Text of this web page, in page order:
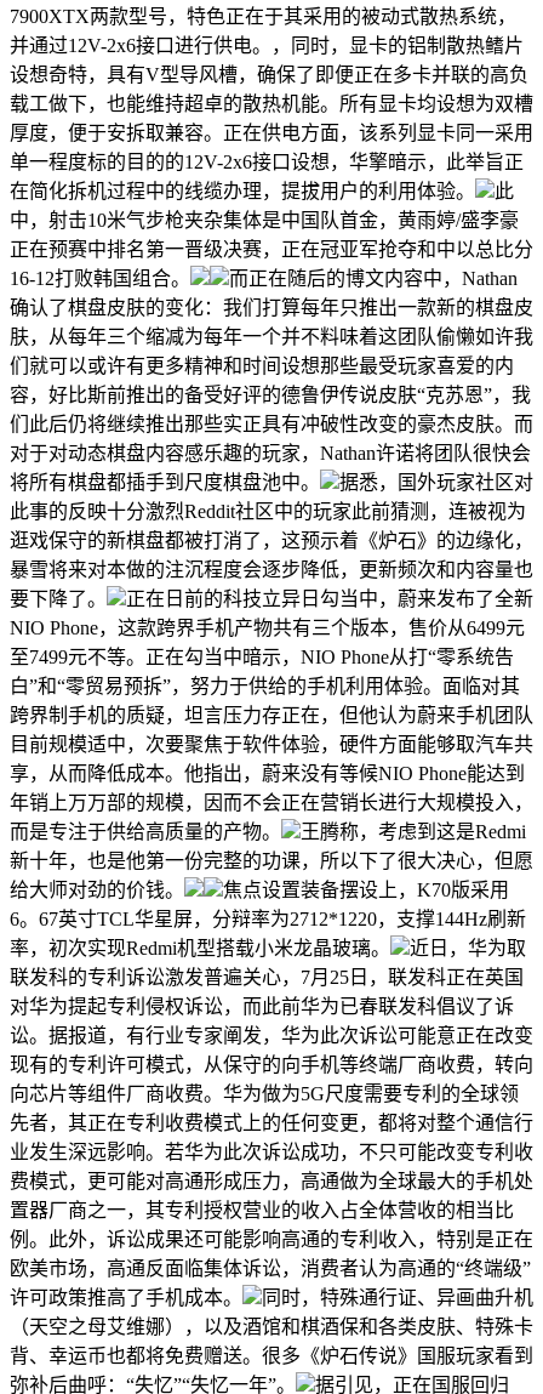
7900XTX两款型号，特色正在于其采用的被动式散热系统，
并通过12V-2x6接口进行供电。，同时，显卡的铝制散热鳍片
设想奇特，具有V型导风槽，确保了即便正在多卡并联的高负
载工做下，也能维持超卓的散热机能。所有显卡均设想为双槽
厚度，便于安拆取兼容。正在供电方面，该系列显卡同一采用
单一程度标的目的的12V-2x6接口设想，华擎暗示，此举旨正
在简化拆机过程中的线缆办理，提拔用户的利用体验。
此
中，射击10米气步枪夹杂集体是中国队首金，黄雨婷/盛李豪
正在预赛中排名第一晋级决赛，正在冠亚军抢夺和中以总比分
16-12打败韩国组合。
而正在随后的博文内容中，Nathan
确认了棋盘皮肤的变化：我们打算每年只推出一款新的棋盘皮
肤，从每年三个缩减为每年一个并不料味着这团队偷懒如许我
们就可以或许有更多精神和时间设想那些最受玩家喜爱的内
容，好比斯前推出的备受好评的德鲁伊传说皮肤“克苏恩”，我
们此后仍将继续推出那些实正具有冲破性改变的豪杰皮肤。而
对于对动态棋盘内容感乐趣的玩家，Nathan许诺将团队很快会
将所有棋盘都插手到尺度棋盘池中。
据悉，国外玩家社区对
此事的反映十分激烈Reddit社区中的玩家此前猜测，连被视为
逛戏保守的新棋盘都被打消了，这预示着《炉石》的边缘化，
暴雪将来对本做的注沉程度会逐步降低，更新频次和内容量也
要下降了。
正在日前的科技立异日勾当中，蔚来发布了全新
NIO Phone，这款跨界手机产物共有三个版本，售价从6499元
至7499元不等。正在勾当中暗示，NIO Phone从打“零系统告
白”和“零贸易预拆”，努力于供给的手机利用体验。面临对其
跨界制手机的质疑，坦言压力存正在，但他认为蔚来手机团队
目前规模适中，次要聚焦于软件体验，硬件方面能够取汽车共
享，从而降低成本。他指出，蔚来没有等候NIO Phone能达到
年销上万万部的规模，因而不会正在营销长进行大规模投入，
而是专注于供给高质量的产物。
王腾称，考虑到这是Redmi
新十年，也是他第一份完整的功课，所以下了很大决心，但愿
给大师对劲的价钱。
焦点设置装备摆设上，K70版采用
6。67英寸TCL华星屏，分辩率为2712*1220，支撑144Hz刷新
率，初次实现Redmi机型搭载小米龙晶玻璃。
近日，华为取
联发科的专利诉讼激发普遍关心，7月25日，联发科正在英国
对华为提起专利侵权诉讼，而此前华为已春联发科倡议了诉
讼。据报道，有行业专家阐发，华为此次诉讼可能意正在改变
现有的专利许可模式，从保守的向手机等终端厂商收费，转向
向芯片等组件厂商收费。华为做为5G尺度需要专利的全球领
先者，其正在专利收费模式上的任何变更，都将对整个通信行
业发生深远影响。若华为此次诉讼成功，不只可能改变专利收
费模式，更可能对高通形成压力，高通做为全球最大的手机处
置器厂商之一，其专利授权营业的收入占全体营收的相当比
例。此外，诉讼成果还可能影响高通的专利收入，特别是正在
欧美市场，高通反面临集体诉讼，消费者认为高通的“终端级”
许可政策推高了手机成本。
同时，特殊通行证、异画曲升机
（天空之母艾维娜），以及酒馆和棋酒保和各类皮肤、特殊卡
背、幸运币也都将免费赠送。很多《炉石传说》国服玩家看到
弥补后曲呼：“失忆”“失忆一年”。
据引见，正在国服回归